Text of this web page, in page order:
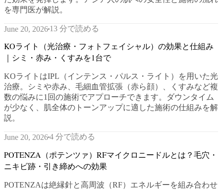
を専門医が解説。
June 20, 2026 13 分で読める
KOライト（光治療・フォトフェイシャル）の効果と仕組み
｜シミ・赤み・くすみを1台で
KOライトはIPL（インテンス・パルス・ライト）を用いた光
治療。シミや赤み、毛細血管拡張（赤ら顔）、くすみなど複
数の悩みに1回の施術でアプローチできます。ダウンタイム
が少なく、肌全体のトーンアップに適した施術の仕組みを解
説。
June 20, 20264 分で読める
POTENZA（ポテンツァ）RFマイクロニードルとは？毛穴・
ニキビ跡・引き締めへの効果
POTENZAは絶縁針と高周波（RF）エネルギーを組み合わせ